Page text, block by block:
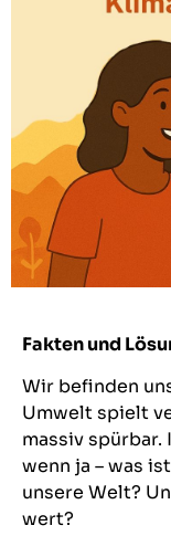
Fakten und
Wir befinden
Umwelt spielt
massiv spürbar.
wenn ja – was
unsere Welt?
wert?